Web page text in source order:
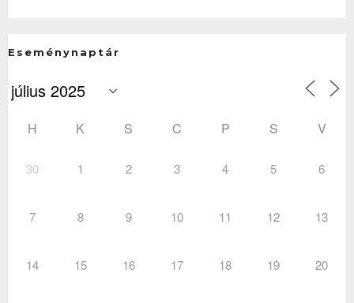
Eseménynaptár
H K S C P S V
30 1 2 3 4 5 6
7 8 9 10 11 12 13
14 15 16 17 18 19 20